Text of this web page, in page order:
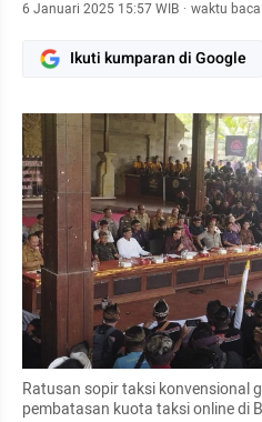
6 Januari 2025 15:57 WIB · waktu
Ikuti kumparan di Google
Ratusan sopir taksi konvensional
pembatasan kuota taksi online di